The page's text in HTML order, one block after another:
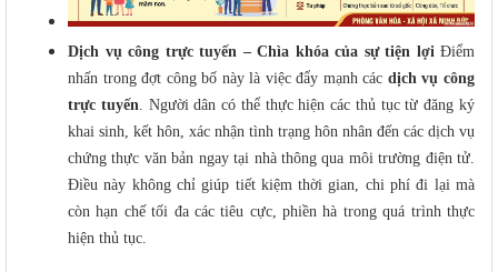
Dịch vụ công trực tuyến – Chìa khóa của sự tiện lợiĐiểm
nhấn trong đợt công bố này là việc đẩy mạnh các dịch vụ công
trực tuyến. Người dân có thể thực hiện các thủ tục từ đăng ký
khai sinh, kết hôn, xác nhận tình trạng hôn nhân đến các dịch vụ
chứng thực văn bản ngay tại nhà thông qua môi trường điện tử.
Điều này không chỉ giúp tiết kiệm thời gian, chi phí đi lại mà
còn hạn chế tối đa các tiêu cực, phiền hà trong quá trình thực
hiện thủ tục.